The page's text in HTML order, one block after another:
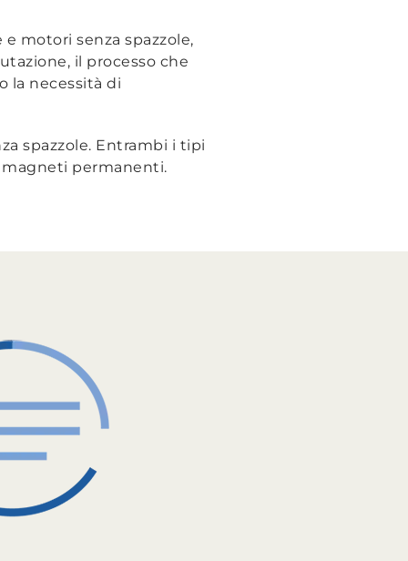
motori senza spazzole,
il processo che
la necessità di
spazzole. Entrambi i tipi
permanenti.